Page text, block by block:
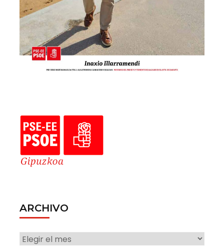
ARCHIVO
ARCHIVO